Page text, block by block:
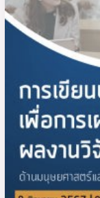
ร่วม
อบรม
การ
เพื่อ
การ
เผย
แพร่
ผล
วิจัย
“ด้าน